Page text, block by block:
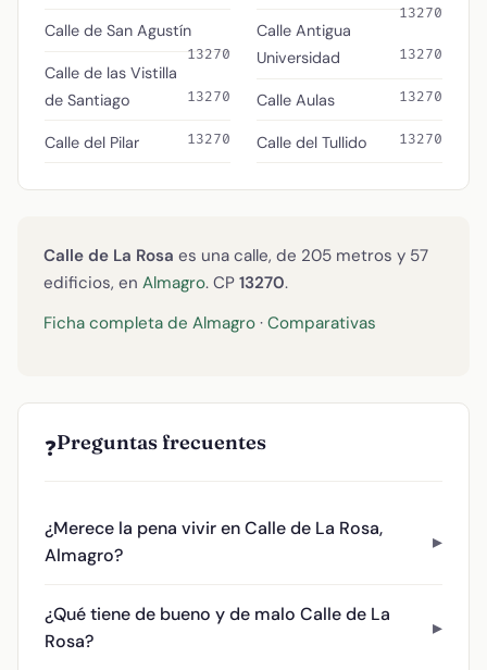
Calle de San Agustín
13270
Calle de las Vistilla
de Santiago
13270
Calle del Pilar 13270
13270
Calle Antigua
Universidad
13270
Calle Aulas 13270
Calle del Tullido 13270
Calle de La Rosa es una calle, de 205 metros y 57
edificios, en Almagro. CP 13270.
Ficha completa de Almagro · Comparativas
❓Preguntas frecuentes
¿Merece la pena vivir en Calle de La Rosa,
Almagro?
¿Qué tiene de bueno y de malo Calle de La
Rosa?